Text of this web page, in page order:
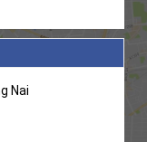
Nai